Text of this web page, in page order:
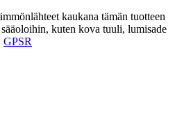
kaukana tämän tuotteen
kuten kova tuuli, lumisade
GPSR